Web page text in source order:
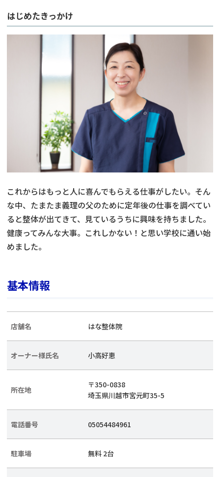
はじめたきっかけ
これからはもっと人に喜んでもらえる仕事がしたい。そん
な中、たまたま義理の父のために定年後の仕事を調べてい
ると整体が出てきて、見ているうちに興味を持ちました。
健康ってみんな大事。これしかない！と思い学校に通い始
めました。
基本情報
店舗名 はな整体院
オーナー様氏名 小高好恵
所在地
〒350-0838
埼玉県川越市宮元町35-5
電話番号 05054484961
駐車場 無料 2台